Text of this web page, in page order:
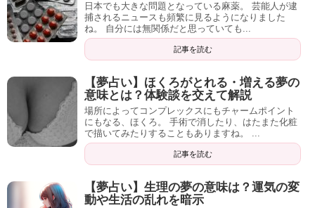
日本でも大きな問題となっている麻薬。 芸能人が逮
捕されるニュースも頻繁に見るようになりました
ね。 自分には無関係だと思っていても...
記事を読む
【夢占い】ほくろがとれる・増える夢の
意味とは？体験談を交えて解説
場所によってコンプレックスにもチャームポイント
にもなる、ほくろ。 手術で消したり、はたまた化粧
で描いてみたりすることもありますね。 ...
記事を読む
【夢占い】生理の夢の意味は？運気の変
動や生活の乱れを暗示